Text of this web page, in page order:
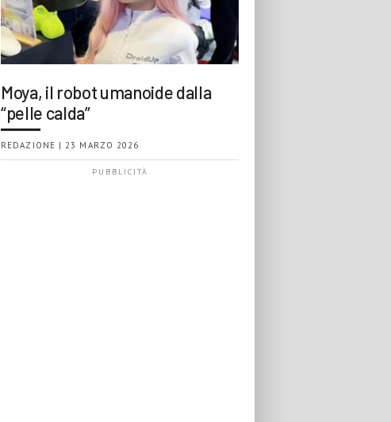
Moya, il robot umanoide dalla
“pelle calda”
REDAZIONE | 23 MARZO 2026